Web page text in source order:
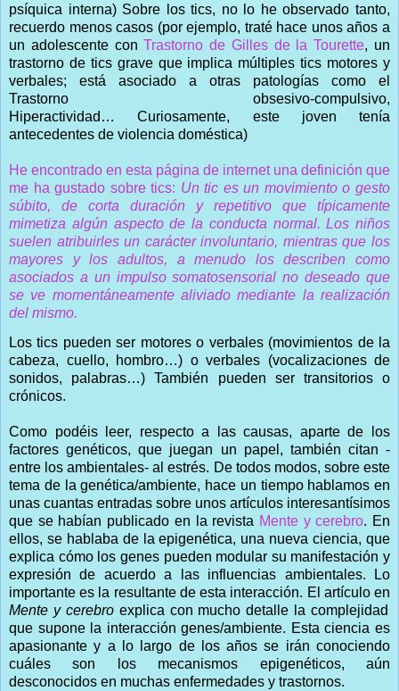
psíquica interna) Sobre los tics, no lo he observado tanto,
recuerdo menos casos (por ejemplo, traté hace unos años a
un adolescente conTrastorno de Gilles de la Tourette, un
trastorno de tics grave que implica múltiples tics motores y
verbales; está asociado a otras patologías como el
Trastorno obsesivo-compulsivo,
Hiperactividad… Curiosamente, este joven tenía
antecedentes de violencia doméstica)
He encontrado en esta página de internet una definición que
me ha gustado sobre tics: Un tic es un movimiento o gesto
súbito, de corta duración y repetitivo que típicamente
mimetiza algún aspecto de la conducta normal. Los niños
suelen atribuirles un carácter involuntario, mientras que los
mayores y los adultos, a menudo los describen como
asociados a un impulso somatosensorial no deseado que
se ve momentáneamente aliviado mediante la realización
del mismo.
Los tics pueden ser motores o verbales (movimientos de la
cabeza, cuello, hombro…) o verbales (vocalizaciones de
sonidos, palabras…) También pueden ser transitorios o
crónicos.
Como podéis leer, respecto a las causas, aparte de los
factores genéticos, que juegan un papel, también citan -
entre los ambientales- al estrés. De todos modos, sobre este
tema de la genética/ambiente, hace un tiempo hablamos en
unas cuantas entradas sobre unos artículos interesantísimos
que se habían publicado en la revista Mente y cerebro. En
ellos, se hablaba de la epigenética, una nueva ciencia, que
explica cómo los genes pueden modular su manifestación y
expresión de acuerdo a las influencias ambientales. Lo
importante es la resultante de esta interacción. El artículo en
Mente y cerebroexplica con mucho detalle la complejidad
que supone la interacción genes/ambiente. Esta ciencia es
apasionante y a lo largo de los años se irán conociendo
cuáles son los mecanismos epigenéticos, aún
desconocidos en muchas enfermedades y trastornos.